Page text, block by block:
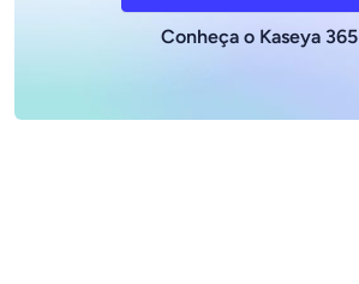
Conheça o Kaseya 365